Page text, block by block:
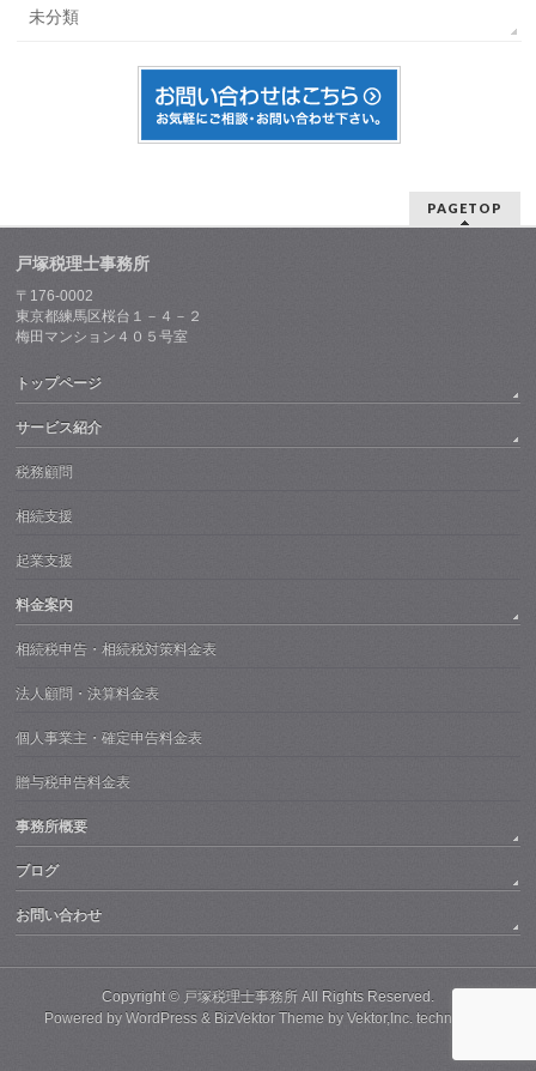
未分類
PAGETOP
戸塚税理士事務所
〒176-0002
東京都練馬区桜台１－４－２
梅田マンション４０５号室
トップページ
サービス紹介
税務顧問
相続支援
起業支援
料金案内
相続税申告・相続税対策料金表
法人顧問・決算料金表
個人事業主・確定申告料金表
贈与税申告料金表
事務所概要
ブログ
お問い合わせ
Copyright © 戸塚税理士事務所All Rights Reserved.
Powered byWordPress & BizVektor Theme byVektor,Inc. technology.